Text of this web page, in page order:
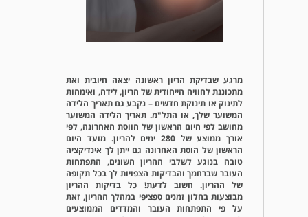
מרגע שבדיקת הריון ראשונה יצאה חיובית ואת
מתכוננת לחוויה הייחודית של הריון, לידה, ואימהות
לתינוק או תינוקת חדשים – נקבע גם תאריך הלידה
המשוער שלך, או התל"מ. תאריך הלידה המשוער
מחושב לפי היום הראשון של הווסת האחרונה, לפי
אורך ממוצע של 280 ימים להריון. מועד היום
הראשון של הוסת האחרונה גם ייתן לך אינדיקציה
טובה בנוגע לשלבי ההריון השונים, התפתחות
העובר שברחמך והבדיקות הצפויות לך בכל תקופה
של ההריון. חשוב לדעת! כל בדיקות ההריון
מבוצעות בחלון זמנים ספציפי במהלך ההריון, זאת
על פי התפתחות העובר והמדדים הממוצעים